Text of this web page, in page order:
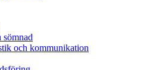
sömnad
och kommunikation